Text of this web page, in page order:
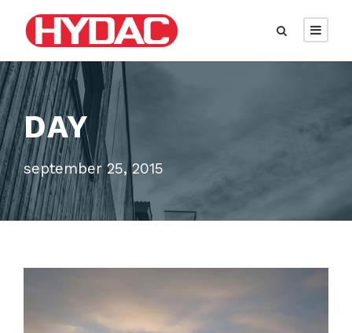
DAY
september 25, 2015